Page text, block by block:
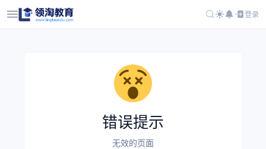
登录
错误提示
无效的页面